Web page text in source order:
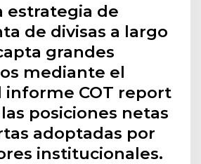
estrategia de
de divisas a largo
grandes
mediante el
informe COT report
posiciones netas
adoptadas por
institucionales.